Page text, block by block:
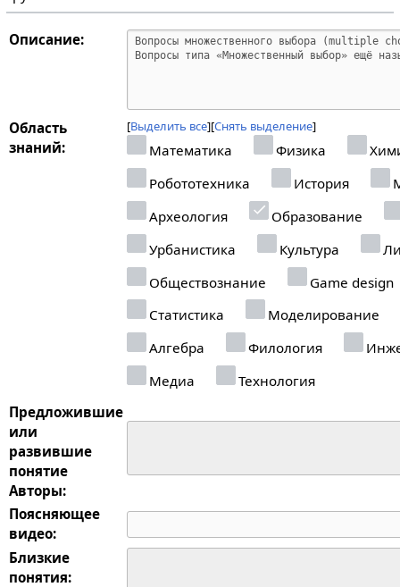
Описание:
Область
знаний:
Выделить все Снять выделение
Математика Физика
Робототехника
История
Археология
Образование
Урбанистика
Культура
Обществознание
Game design
Статистика
Моделирование
Алгебра
Филология
Медиа
Технология
Предложившие
или
развившие
понятие
Авторы:
Поясняющее
видео:
Близкие
понятия: